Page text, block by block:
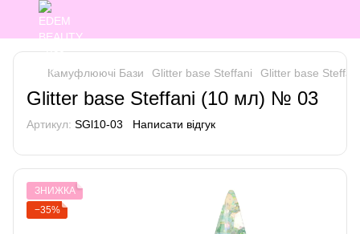
Камуфлюючі Бази Glitter base Steffani Glitter base
Glitter base Steffani (10 мл) № 03
Артикул: SGl10-03 Написати відгук
ЗНИЖКА
−35%